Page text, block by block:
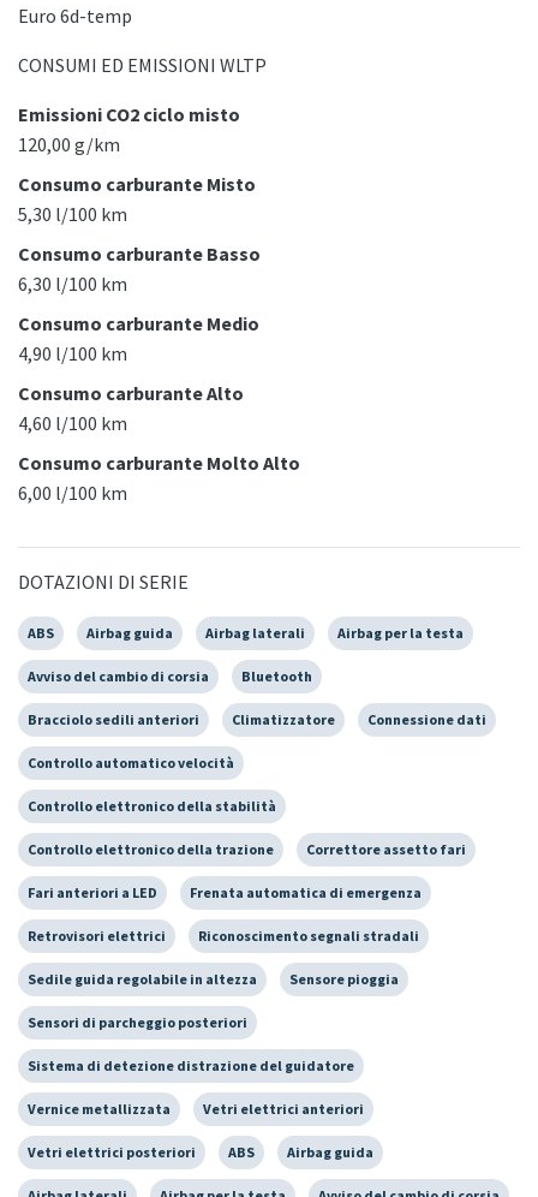
Euro 6d-temp
CONSUMI ED EMISSIONI WLTP
Emissioni CO2 ciclo misto
120,00 g/km
Consumo carburante Misto
5,30 l/100 km
Consumo carburante Basso
6,30 l/100 km
Consumo carburante Medio
4,90 l/100 km
Consumo carburante Alto
4,60 l/100 km
Consumo carburante Molto Alto
6,00 l/100 km
DOTAZIONI DI SERIE
ABS Airbag guida Airbag laterali Airbag per la testa
Avviso del cambio di corsia Bluetooth
Bracciolo sedili anteriori Climatizzatore Connessione dati
Controllo automatico velocità
Controllo elettronico della stabilità
Controllo elettronico della trazione Correttore assetto fari
Fari anteriori a LED Frenata automatica di emergenza
Retrovisori elettrici Riconoscimento segnali stradali
Sedile guida regolabile in altezza Sensore pioggia
Sensori di parcheggio posteriori
Sistema di detezione distrazione del guidatore
Vernice metallizzata Vetri elettrici anteriori
Vetri elettrici posteriori ABS Airbag guida